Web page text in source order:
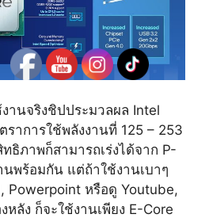
านจริงชิปประมวลผล Intel
าการใช้พลังงานที่ 125 – 253
ธิภาพก็สามารถเร่งได้จาก P-
นพร้อมกัน แต่ถ้าใช้งานเบาๆ
Powerpoint หรือดู Youtube,
หลัง ก็จะใช้งานเพียง E-Core